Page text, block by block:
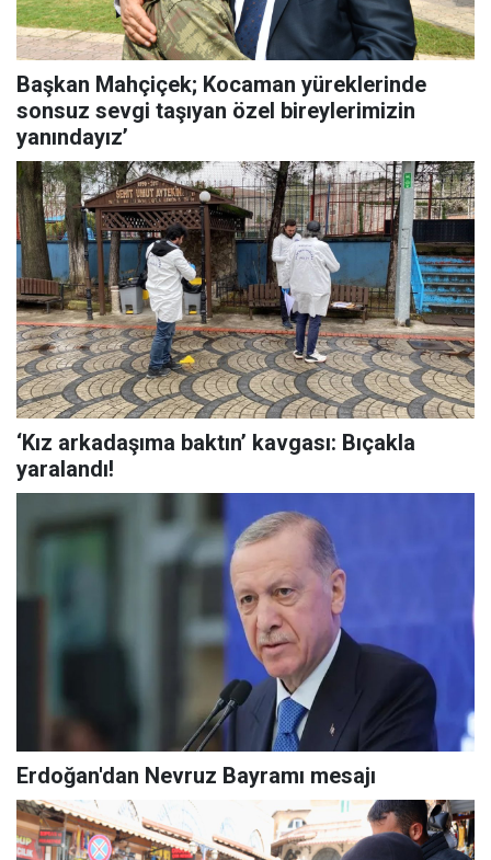
Başkan Mahçiçek; Kocaman yüreklerinde
sonsuz sevgi taşıyan özel bireylerimizin
yanındayız’
‘Kız arkadaşıma baktın’ kavgası: Bıçakla
yaralandı!
Erdoğan'dan Nevruz Bayramı mesajı